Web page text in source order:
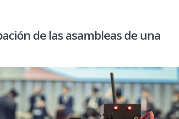
de las asambleas de una